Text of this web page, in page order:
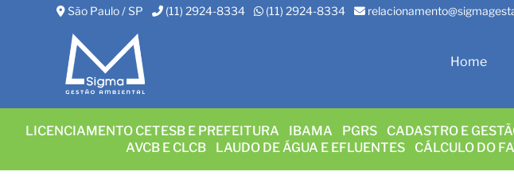
São Paulo / SP (11) 2924-8334 (11) 2924-8334
Home
LICENCIAMENTO CETESB E PREFEITURA IBAMA PGRS CADASTRO E
AVCB E CLCB
LAUDO DE ÁGUA E EFLUENTES CÁLCULO DO